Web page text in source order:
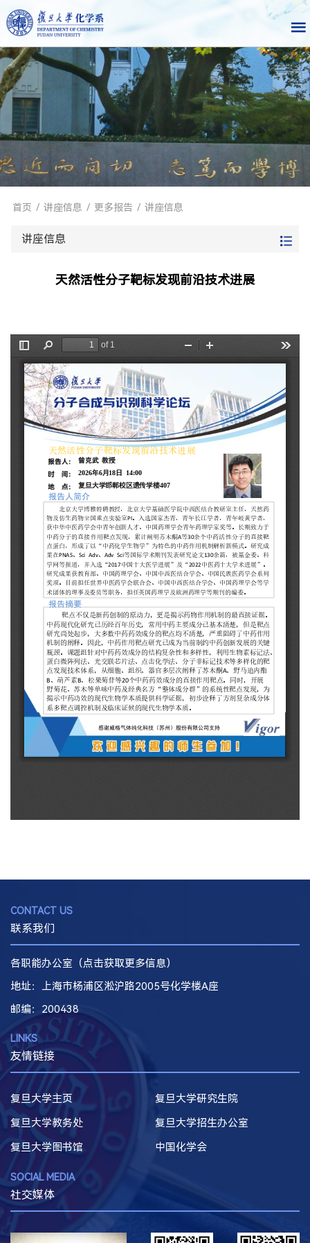
首页 / 讲座信息 / 更多报告 / 讲座信息
讲座信息
天然活性分子靶标发现前沿技术进展
CONTACT US
联系我们
各职能办公室（点击获取更多信息）
地址：上海市杨浦区淞沪路2005号化学楼A座
邮编：200438
LINKS
友情链接
复旦大学主页
复旦大学研究生院
复旦大学教务处
复旦大学招生办公室
复旦大学图书馆
中国化学会
SOCIAL MEDIA
社交媒体